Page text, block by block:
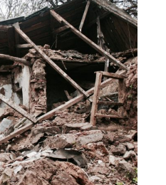
article
"Dokumentasjonsarbeidet"